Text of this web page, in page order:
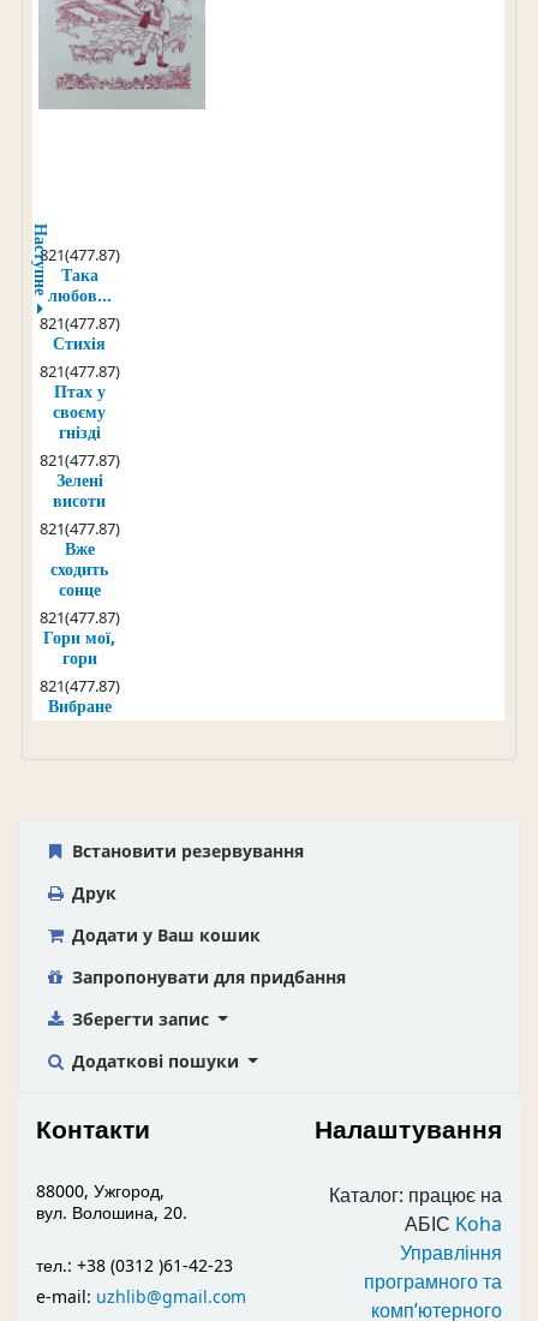
Наступне
821(477.87)
Така
любов...
821(477.87)
Стихія
821(477.87)
Птах у
своєму
гнізді
821(477.87)
Зелені
висоти
821(477.87)
Вже
сходить
сонце
821(477.87)
Гори мої,
гори
821(477.87)
Вибране
Встановити резервування
Друк
Додати у Ваш кошик
Запропонувати для придбання
Зберегти запис
Додаткові пошуки
Контакти
88000, Ужгород,
вул. Волошина, 20.
тел.: +38 (0312 )61-42-23
e-mail: uzhlib@gmail.com
Налаштування
Каталог: працює на
АБІС Koha
Управління
програмного та
комп’ютерного